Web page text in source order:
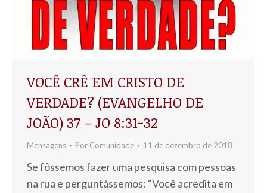
VOCÊ CRÊ EM CRISTO DE
VERDADE? (EVANGELHO DE
JOÃO) 37 – JO 8:31-32
Mensagens Por Comunidade 11 de dezembro de 2018
Se fôssemos fazer uma pesquisa com pessoas
na rua e perguntássemos: “Você acredita em